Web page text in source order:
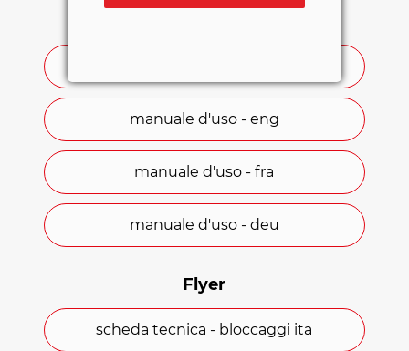
10G getestet.
manuale d'uso - eng
manuale d'uso - fra
manuale d'uso - deu
Flyer
scheda tecnica - bloccaggi ita